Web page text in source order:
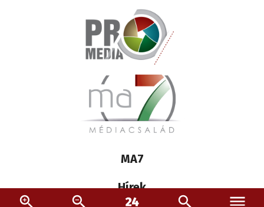
Lábléc
médiacsalád
MA7
Hírek